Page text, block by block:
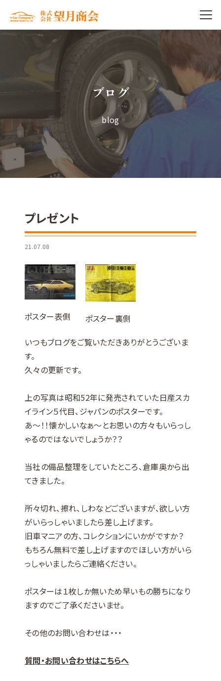
ブログ
blog
プレゼント
21.07.08
ポスター表側
ポスター裏側
いつもブログをご覧いただきありがとうございま
す。
久々の更新です。
上の写真は昭和52年に発売されていた日産スカ
イライン５代目、ジャパンのポスターです。
あ～！！懐かしいなぁ～とお思いの方々もいらっし
ゃるのではないでしょうか？？
当社の備品整理をしていたところ、倉庫奥から出
てきました。
所々切れ、擦れ、しわなどございますが、欲しい方
がいらっしゃいましたら差し上げます。
旧車マニアの方、コレクションにいかがですか？
もちろん無料で差し上げますのでほしい方がいら
っしゃいましたらご連絡ください。
ポスターは１枚しか無いため早いもの勝ちになり
ますのでご了承くださいませ。
その他のお問い合わせは・・・
質問・お問い合わせはこちらへ